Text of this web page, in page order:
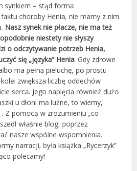
synkiem – stąd forma
choroby Henia, nie mamy z nim
Nasz synek nie płacze, nie ma też
niestety nie słyszy
o odczytywanie potrzeb Henia,
się „języka” Henia. Gdy zdrowe
ma pełną pieluchę, po prostu
zwiększa liczbę oddechów
serca. Jego napięcia również dużo
u dłoni ma luźne, to wiemy,
. Z pomocą w zrozumieniu „co
właśnie blog, poprzez
nasze wspólne wspomnienia.
narracji, była książka „Rycerzyk”
polecamy!